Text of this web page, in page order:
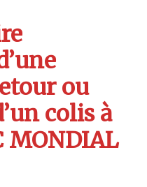
ou
colis à
MONDIAL